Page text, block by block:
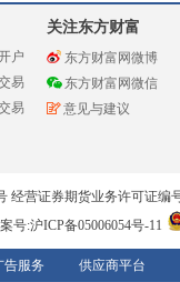
户
易
易
关注东方财富
东方财富网微博
东方财富网微信
意见与建议
经营证券期货业务许可证编
号:沪ICP备05006054号-11
告服务 供应商平台